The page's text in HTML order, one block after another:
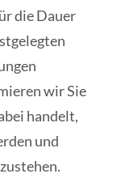
die Dauer
wir Sie
handelt,
und